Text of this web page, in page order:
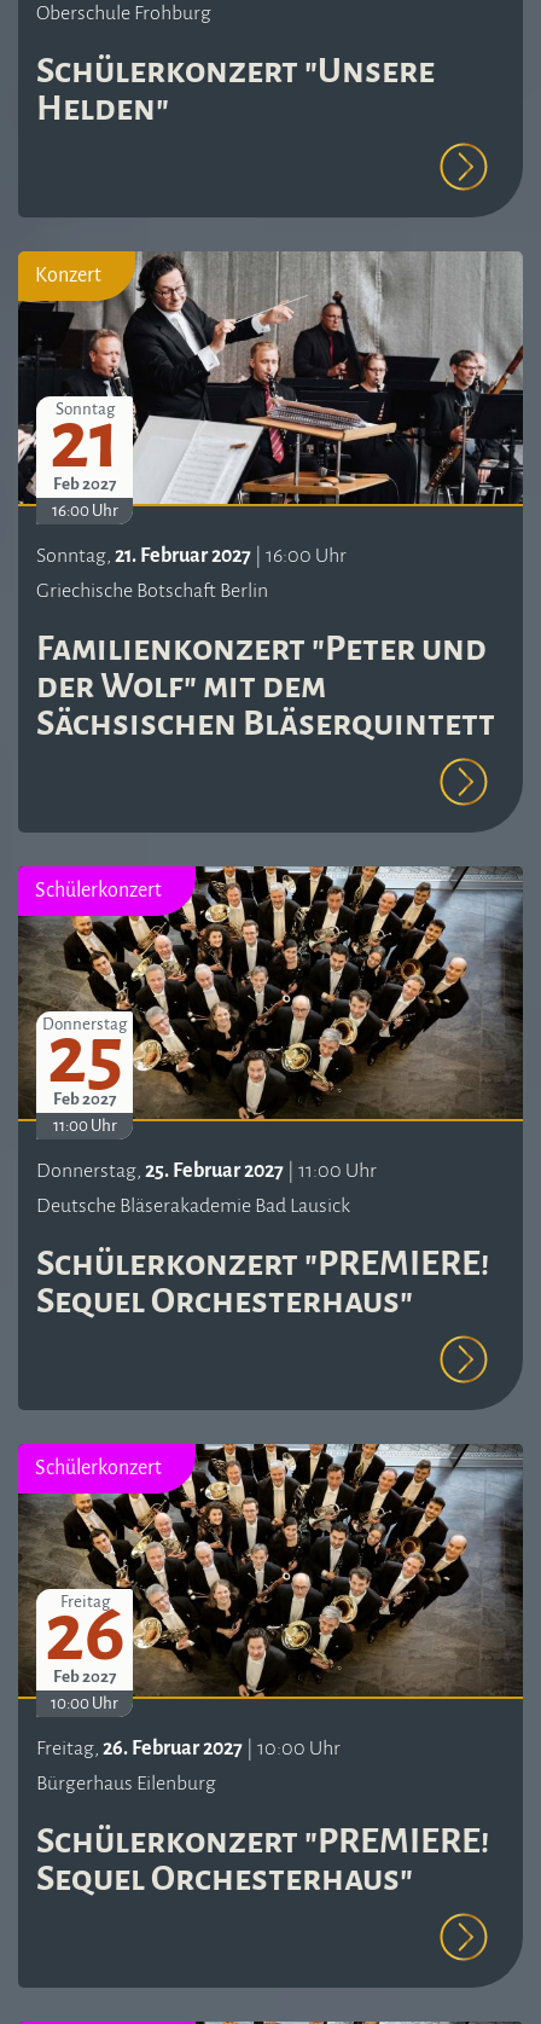
Oberschule Frohburg
Schülerkonzert "Unsere
Helden"
Konzert
Sonntag
21
Feb 2027
16:00 Uhr
Sonntag, 21. Februar 2027 | 16:00 Uhr
Griechische Botschaft Berlin
Familienkonzert "Peter und
der Wolf" mit dem
Sächsischen Bläserquintett
Schülerkonzert
Donnerstag
25
Feb 2027
11:00 Uhr
Donnerstag, 25. Februar 2027 | 11:00 Uhr
Deutsche Bläserakademie Bad Lausick
Schülerkonzert "PREMIERE!
Sequel Orchesterhaus"
Schülerkonzert
Freitag
26
Feb 2027
10:00 Uhr
Freitag, 26. Februar 2027 | 10:00 Uhr
Bürgerhaus Eilenburg
Schülerkonzert "PREMIERE!
Sequel Orchesterhaus"